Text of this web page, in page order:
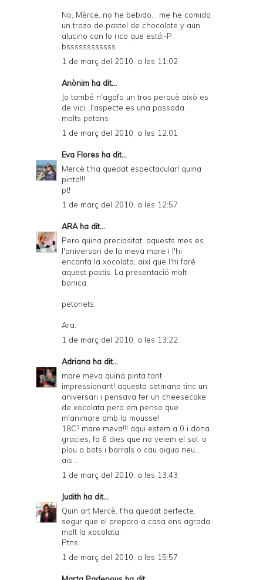
No, Mèrce, no he bebido... me he comido
un trozo de pastel de chocolate y aún
alucino con lo rico que está:-P
bssssssssssss
1 de març del 2010, a les 11:02
Anònim ha dit...
Jo també n'agafo un tros perquè això es
de vici...l'aspecte es una passada...
molts petons
1 de març del 2010, a les 12:01
Eva Flores ha dit...
Mercè t'ha quedat espectacular! quina
pinta!!!
pt!
1 de març del 2010, a les 12:57
ARAha dit...
Pero quina preciositat, aquests mes es
l'aniversari de la meva mare i l'hi
encanta la xocolata, així que l'hi faré
aquest pastis. La presentació molt
bonica.
petonets.
Ara.
1 de març del 2010, a les 13:22
Adriana ha dit...
mare meva quina pinta tant
impressionant! aquesta setmana tinc un
aniversari i pensava fer un cheesecake
de xocolata pero em penso que
m'animare amb la mousse!
18C? mare meva!!! aqui estem a 0 i dona
gracies, fa 6 dies que no veiem el sol, o
plou a bots i barrals o cau aigua neu...
ais...
1 de març del 2010, a les 13:43
Judith ha dit...
Quin art Mercè, t'ha quedat perfecte,
segur que el preparo a casa ens agrada
molt la xocolata.
Ptns
1 de març del 2010, a les 15:57